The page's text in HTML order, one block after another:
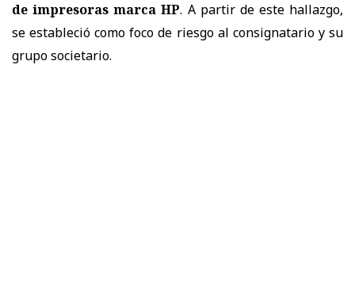
de impresoras marca HP. A partir de este hallazgo,
se estableció como foco de riesgo al consignatario y su
grupo societario.